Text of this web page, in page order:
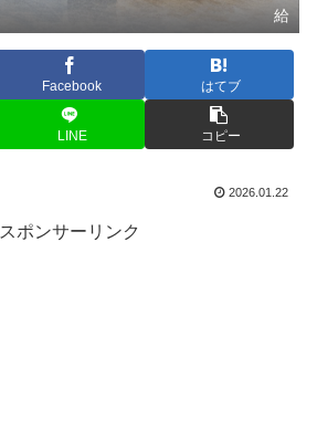
給
Facebook はてブ
LINE コピー
2026.01.22
スポンサーリンク